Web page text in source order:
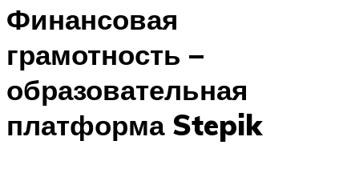
Финансовая
грамотность –
образовательная
платформа Stepik